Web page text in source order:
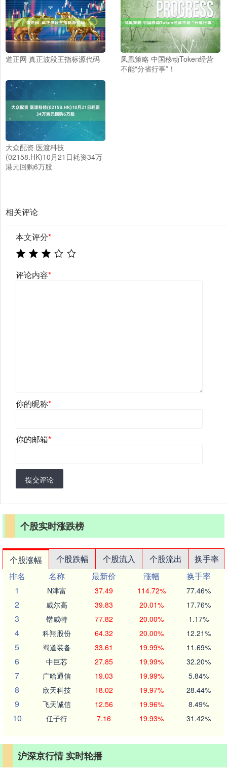
道正网 真正波段王指标源代码
凤凰策略 中国移动Token经营
不能“分省行事”！
大众配资 医渡科技
(02158.HK)10月21日耗资34万
港元回购6万股
相关评论
本文评分*
评论内容*
你的昵称*
你的邮箱*
提交评论
个股实时涨跌榜
个股涨幅 个股跌幅 个股流入 个股流出
换手率
排名
名称 最新价 涨幅
换手率
1
N津富 37.49 114.72% 77.46%
2 威尔高 39.83 20.01% 17.76%
3 锴威特 77.82 20.00% 1.17%
4 科翔股份 64.32 20.00% 12.21%
5 蜀道装备 33.61 19.99% 11.69%
6 中巨芯 27.85 19.99% 32.20%
7 广哈通信 19.03 19.99% 5.84%
8 欣天科技 18.02 19.97% 28.44%
9 飞天诚信 12.56 19.96% 8.49%
10 任子行 7.16 19.93% 31.42%
沪深京行情 实时轮播